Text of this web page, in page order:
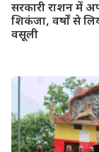
सरकारी राशन में
शिकंजा, वर्षों से
वसूली